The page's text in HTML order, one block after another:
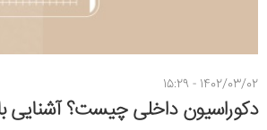
1402/03/02 - 15:29
دکوراسیون داخلی چیست؟ آشنایی